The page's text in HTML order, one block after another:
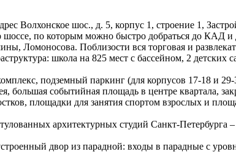
Волхонское шос., д. 5, корпус 1, строение 1,
по которым можно быстро добраться до КАД и
Ломоносова. Поблизости вся торговая и
школа на 825 мест с бассейном, 2 детских
подземный паркинг (для корпусов 17-18 и
большая событийная площадь в центре квартала,
площадки для занятия спортом взрослых и
архитектурных студий Санкт-
двор из парадной: входы в парадные с